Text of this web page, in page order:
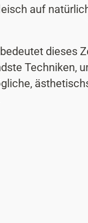
auf
dieses
Techniken,